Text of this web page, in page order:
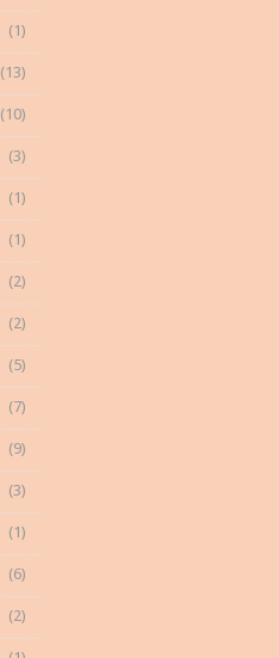
(1)
(13)
(10)
(3)
(1)
(1)
(2)
(2)
(5)
(7)
(9)
(3)
(1)
(6)
(2)